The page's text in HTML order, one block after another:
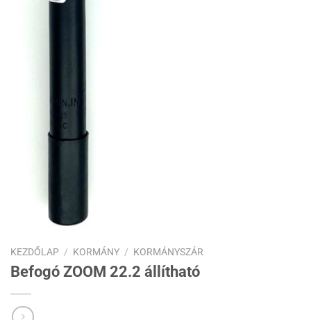
KEZDŐLAP / KORMÁNY / KORMÁNYSZÁR
Befogó ZOOM 22.2 állítható